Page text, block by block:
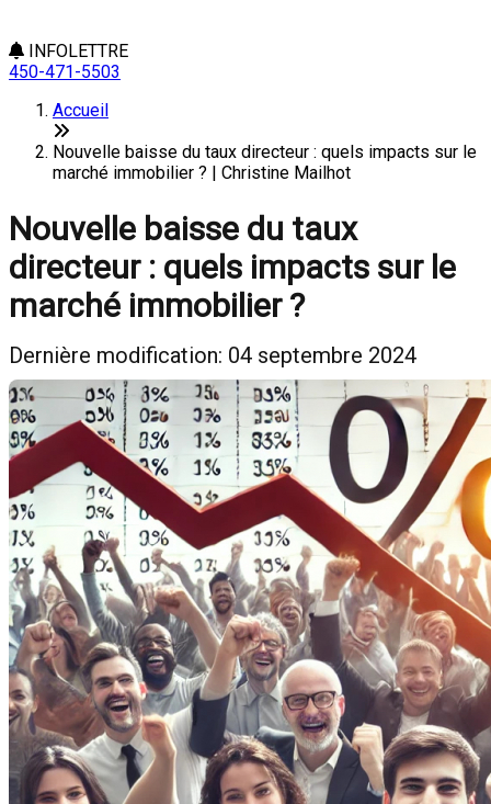
INFOLETTRE
450-471-5503
Accueil
Nouvelle baisse du taux directeur : quels impacts sur le
marché immobilier ? | Christine Mailhot
Nouvelle baisse du taux
directeur : quels impacts sur le
marché immobilier ?
Dernière modification: 04 septembre 2024